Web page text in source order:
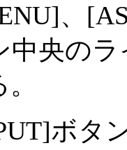
、
中央の
ボタ